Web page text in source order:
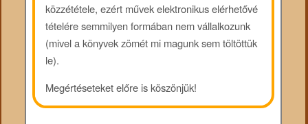
közzététele, ezért művek elektronikus elérhetővé
tételére semmilyen formában nem vállalkozunk
(mivel a könyvek zömét mi magunk sem töltöttük
le).
Megértéseteket előre is köszönjük!